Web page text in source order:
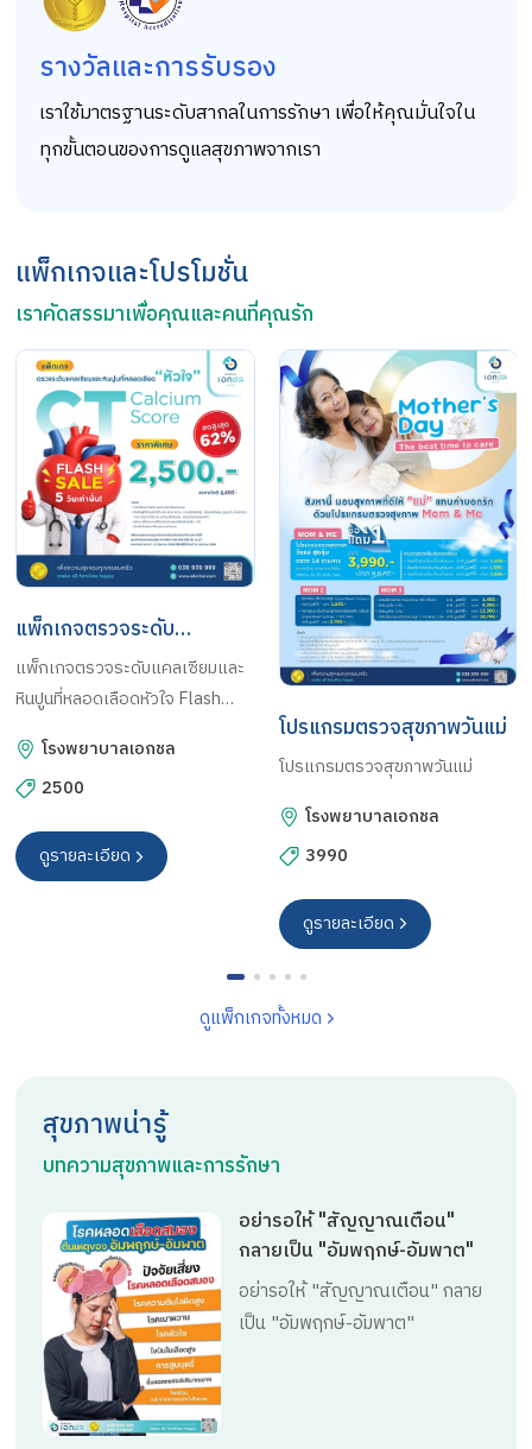
รางวัลและการรับรอง
เราใช้มาตรฐานระดับสากลในการรักษา เพื่อให้คุณมั่นใจใน
ทุกขั้นตอนของการดูแลสุขภาพจากเรา
แพ็กเกจและโปรโมชั่น
เราคัดสรรมาเพื่อคุณและคนที่คุณรัก
แพ็กเกจตรวจระดับ
แคลเซียมและหินปูนที่หลอด
เลือดหัวใจ Flash Sale CT
Calcium Score
แพ็กเกจตรวจระดับแคลเซียมและ
หินปูนที่หลอดเลือดหัวใจ Flash
โรงพยาบาลเอกชล
2500
ดูรายละเอียด
โปรแกรมตรวจสุขภาพวันแม่
โปรแกรมตรวจสุขภาพวันแม่
โรงพยาบาลเอกชล
3990
ดูรายละเอียด
ดูแพ็กเกจทั้งหมด
สุขภาพน่ารู้
บทความสุขภาพและการรักษา
อย่ารอให้ "สัญญาณเตือน"
กลายเป็น "อัมพฤกษ์-อัมพาต"
อย่ารอให้ "สัญญาณเตือน" กลาย
เป็น "อัมพฤกษ์-อัมพาต"